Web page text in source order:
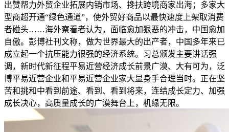
出赞帮力外贸企业拓展内销市场、搀扶跨境商家出海；多家大
型商超开通“绿色通道”，使外贸好商品以最快速度上架取消费
者碰头……海外察看者认为，面临愈加狠恶的冲击，中国愈加
自傲。彭博社刊文称，做为世界最大的出产者，中国多年来已
成立起一个抗压能力很强的经济系统。习总颁发主要讲话强
调，新时代新征程平易近营经济成长前景广漠、大有可为，泛
博平易近营企业和平易近营企业家大显身手合理当时。正在坚
苦和挑和中看到前途、看到、看到将来，连结成长定力、加强
成长决心，高质量成长的广漠舞台上，机缘无限。